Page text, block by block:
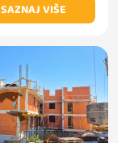
SAZNAJ VIŠE